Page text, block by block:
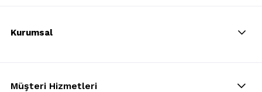
Kurumsal
Müşteri Hizmetleri